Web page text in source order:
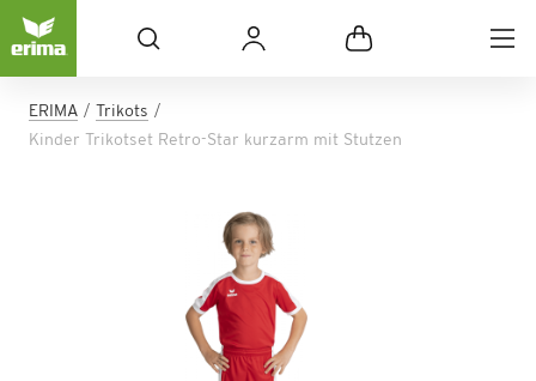
ERIMA
Trikots
Kinder Trikotset Retro-Star kurzarm mit Stutzen